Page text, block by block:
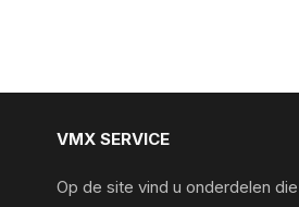
VMX SERVICE
Op de site vind u onderdelen